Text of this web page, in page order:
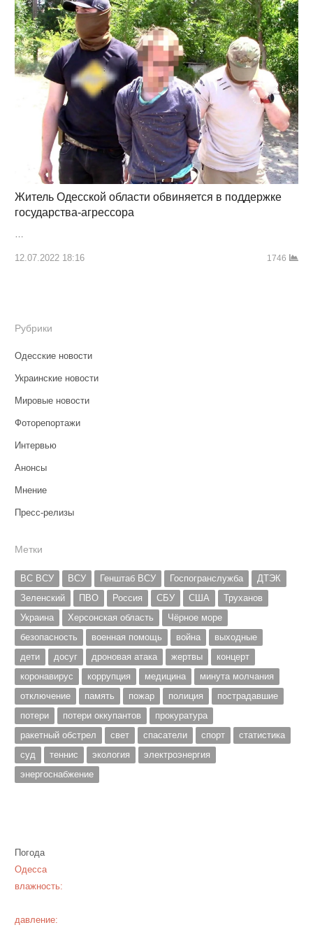
Житель Одесской области обвиняется в поддержке
государства-агрессора
12.07.2022 18:16 1746
Рубрики
Одесские новости
Украинские новости
Мировые новости
Фоторепортажи
Интервью
Анонсы
Мнение
Пресс-релизы
Метки
ВС ВСУ ВСУ Генштаб ВСУ Госпогранслужба
ДТЭК
Зеленский
ПВО Россия СБУ США
Труханов
Украина
Херсонская область
Чёрное море
безопасность
военная помощь война
выходные
дети
досуг дроновая атака жертвы
концерт
коронавирус
коррупция медицина
минута молчания
отключение
память пожар полиция
пострадавшие
потери
потери оккупантов
прокуратура
ракетный обстрел
свет спасатели спорт
статистика
суд
теннис экология
электроэнергия
энергоснабжение
Погода
Одесса
влажность:
давление: